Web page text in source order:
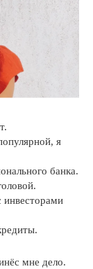
я
банка.
инвесторами
мне дело.